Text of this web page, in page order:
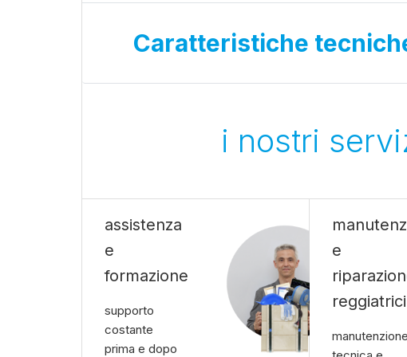
Caratteristiche
i nostri
assistenza
e
formazione
supporto
costante
prima e dopo
e
reggiatrici
manutenzione